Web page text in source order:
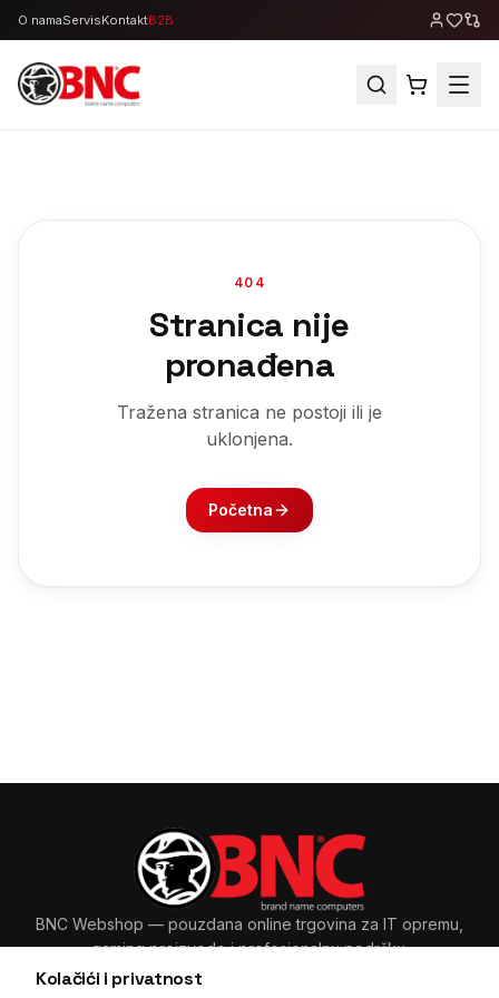
O namaServisKontaktB2B
Kolačići i privatnost
404
Stranica nije
pronađena
Tražena stranica ne postoji ili je
uklonjena.
Početna
BNC Webshop — pouzdana online trgovina za IT opremu,
gaming proizvode i profesionalnu podršku.